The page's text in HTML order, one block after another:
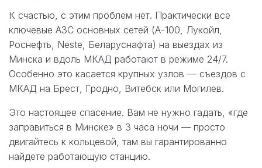
К счастью, с этим проблем нет. Практически все
ключевые АЗС основных сетей (А-100, Лукойл,
Роснефть, Neste, Беларуснафта) на выездах из
Минска и вдоль МКАД работают в режиме 24/7.
Особенно это касается крупных узлов — съездов с
МКАД на Брест, Гродно, Витебск или Могилев.
Это настоящее спасение. Вам не нужно гадать, «где
заправиться в Минске» в 3 часа ночи — просто
двигайтесь к кольцевой, там вы гарантированно
найдете работающую станцию.